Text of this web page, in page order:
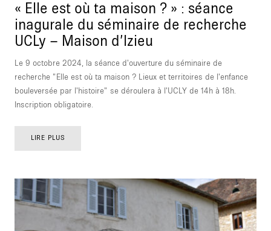
« Elle est où ta maison ? » : séance
inagurale du séminaire de recherche
UCLy – Maison d’Izieu
Le 9 octobre 2024, la séance d'ouverture du séminaire de
recherche "Elle est où ta maison ? Lieux et territoires de l'enfance
bouleversée par l'histoire" se déroulera à l'UCLY de 14h à 18h.
Inscription obligatoire.
LIRE PLUS